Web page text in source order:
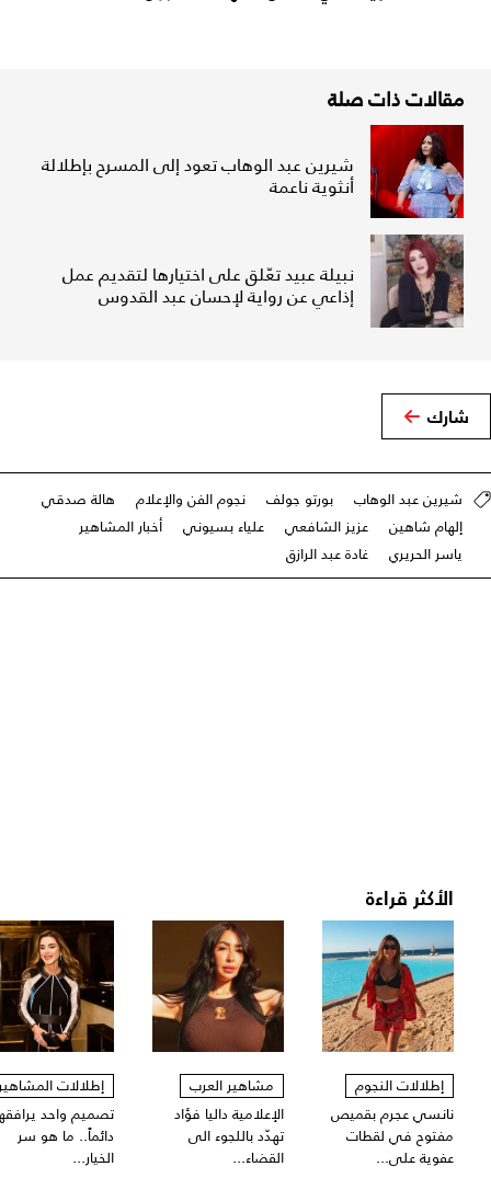
مقالات ذات صلة
شيرين عبد الوهاب تعود إلى المسرح بإطلالة
أنثوية ناعمة
نبيلة عبيد تعّلق على اختيارها لتقديم عمل
إذاعي عن رواية لإحسان عبد القدوس
شارك
شيرين عبد الوهاب بورتو جولف نجوم الفن والإعلام
هالة صدقي
إلهام شاهين
عزيز الشافعي علياء بسيوني
أخبار المشاهير
ياسر الحريري
غادة عبد الرازق
الأكثر قراءة
إطلالات النجوم
نانسي عجرم بقميص
مفتوح في لقطات
عفوية على...
مشاهير العرب
الإعلامية داليا فؤاد
تهدّد باللجوء الى
القضاء...
إطلالات
تصميم واحد
دائماً.. ما هو سر
الخيار...